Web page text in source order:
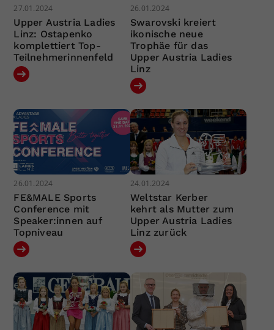
27.01.2024
Upper Austria Ladies
Linz: Ostapenko
komplettiert Top-
Teilnehmerinnenfeld
26.01.2024
Swarovski kreiert
ikonische neue
Trophäe für das
Upper Austria Ladies
Linz
26.01.2024
FE&MALE Sports
Conference mit
Speaker:innen auf
Topniveau
24.01.2024
Weltstar Kerber
kehrt als Mutter zum
Upper Austria Ladies
Linz zurück